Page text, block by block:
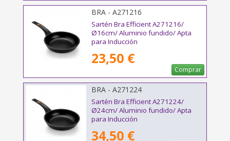
BRA - A271216
Sartén Bra Efficient A271216/
Ø16cm/ Aluminio fundido/ Apta
para Inducción
23,50 €
Comprar
BRA - A271224
Sartén Bra Efficient A271224/
Ø24cm/ Aluminio fundido/ Apta
para Inducción
34,50 €